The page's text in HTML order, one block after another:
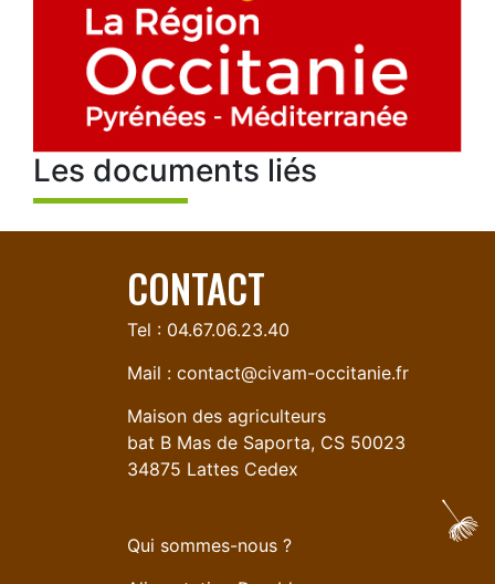
Les documents liés
CONTACT
Tel : 04.67.06.23.40
Mail : contact@civam-occitanie.fr
Maison des agriculteurs
bat B Mas de Saporta, CS 50023
34875 Lattes Cedex
Qui sommes-nous ?